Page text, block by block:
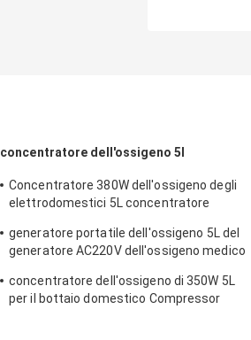
concentratore dell'ossigeno 5l
Concentratore 380W dell'ossigeno degli
elettrodomestici 5L concentratore
generatore portatile dell'ossigeno 5L del
generatore AC220V dell'ossigeno medico
concentratore dell'ossigeno di 350W 5L
per il bottaio domestico Compressor